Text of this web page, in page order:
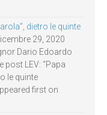
dietro le quinte
29, 2020
Dario Edoardo
post LEV: “Papa
le quinte
first on